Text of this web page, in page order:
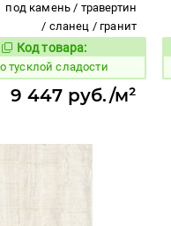
под камень / травертин
/ сланец / гранит
Код товара:
Код товара:
тусклой сладости
9 447 руб./м²